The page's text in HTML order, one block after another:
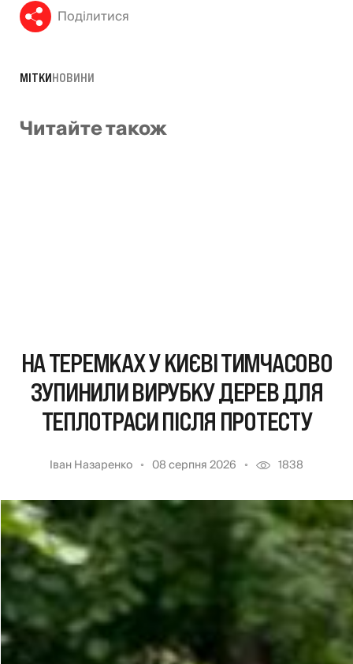
Поділитися
МІТКИНОВИНИ
Читайте також
НА ТЕРЕМКАХ У КИЄВІ ТИМЧАСОВО
ЗУПИНИЛИ ВИРУБКУ ДЕРЕВ ДЛЯ
ТЕПЛОТРАСИ ПІСЛЯ ПРОТЕСТУ
Іван Назаренко 08 серпня 2026 1838